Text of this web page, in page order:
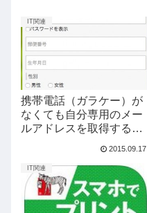
IT関連
携帯電話（ガラケー）が
なくても自分専用のメー
ルアドレスを取得する方
2015.09.17
IT関連